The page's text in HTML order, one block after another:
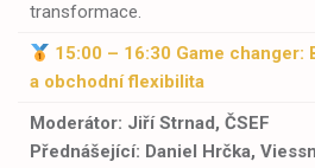
transformace.
15:00 – 16:30 Game changer:
a obchodní flexibilita
Moderátor: Jiří Strnad, ČSEF
Přednášející: Daniel Hrčka,